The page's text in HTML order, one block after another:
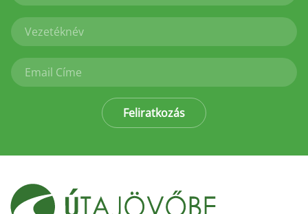
Feliratkozás